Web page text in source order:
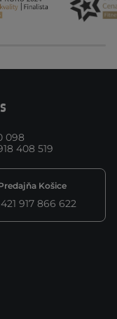
098
408 519
Košice
917 866 622